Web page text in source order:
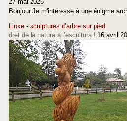
27 mai 2025
Bonjour Je m'intéresse à une énigme
Linxe - sculptures d’arbre sur pied
dret de la natura a l’escultura ! 16 avril